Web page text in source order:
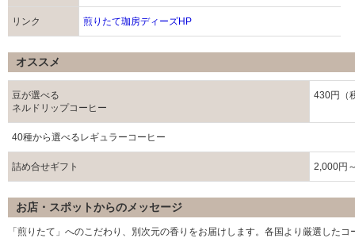
リンク 煎りたて珈房ディーズHP
オススメ
豆が選べる
ネルドリップコーヒー
430円（
40種から選べるレギュラーコーヒー
詰め合せギフト 2,000円
お店・スポットからのメッセージ
「煎りたて」へのこだわり、別次元の香りをお届けします。各国より厳選した